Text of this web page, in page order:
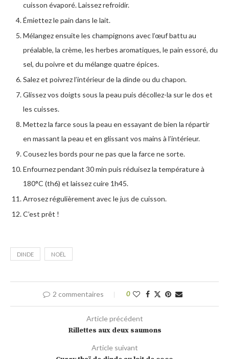
cuisson évaporé. Laissez refroidir.
Émiettez le pain dans le lait.
Mélangez ensuite les champignons avec l’œuf battu au
préalable, la crème, les herbes aromatiques, le pain essoré, du
sel, du poivre et du mélange quatre épices.
Salez et poivrez l’intérieur de la dinde ou du chapon.
Glissez vos doigts sous la peau puis décollez-la sur le dos et
les cuisses.
Mettez la farce sous la peau en essayant de bien la répartir
en massant la peau et en glissant vos mains à l’intérieur.
Cousez les bords pour ne pas que la farce ne sorte.
Enfournez pendant 30 min puis réduisez la température à
180°C (th6) et laissez cuire 1h45.
Arrosez régulièrement avec le jus de cuisson.
C’est prêt !
DINDE NOËL
2 commentaires 0
Article précédent
Rillettes aux deux saumons
Article suivant